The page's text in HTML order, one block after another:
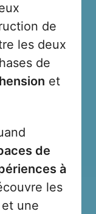
de
les deux
de
et
de
à
les
une